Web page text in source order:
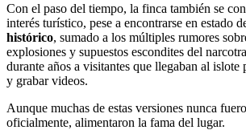
Con el paso del tiempo, la finca también se
interés turístico, pese a encontrarse en estado
histórico, sumado a los múltiples rumores
explosiones y supuestos escondites del
durante años a visitantes que llegaban al islote
y grabar videos.
Aunque muchas de estas versiones nunca
oficialmente, alimentaron la fama del lugar.